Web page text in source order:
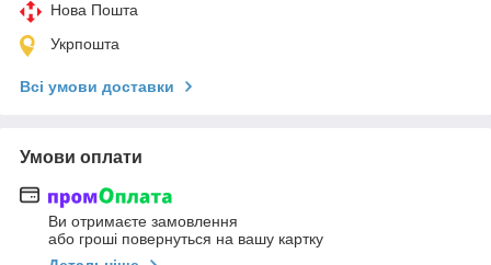
Нова Пошта
Укрпошта
Всі умови доставки
Умови оплати
Ви отримаєте замовлення
або гроші повернуться на вашу картку